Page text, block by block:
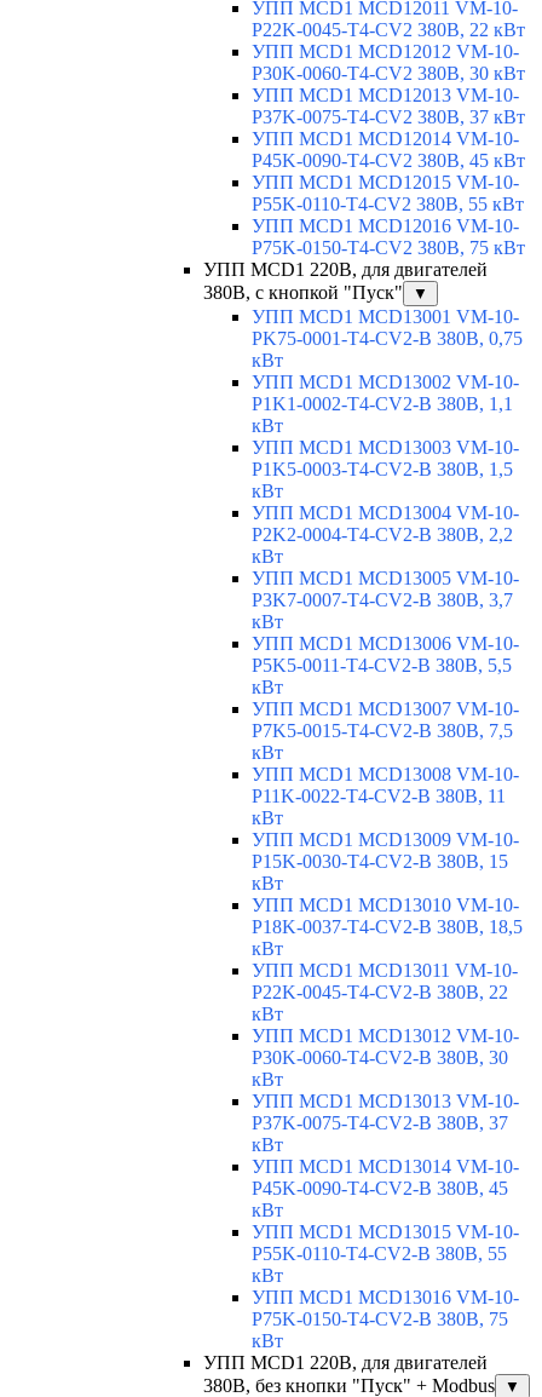
УПП MCD1 MCD12011 VM-10-
P22K-0045-T4-CV2 380В, 22 кВт
УПП MCD1 MCD12012 VM-10-
P30K-0060-T4-CV2 380В, 30 кВт
УПП MCD1 MCD12013 VM-10-
P37K-0075-T4-CV2 380В, 37 кВт
УПП MCD1 MCD12014 VM-10-
P45K-0090-T4-CV2 380В, 45 кВт
УПП MCD1 MCD12015 VM-10-
P55K-0110-T4-CV2 380В, 55 кВт
УПП MCD1 MCD12016 VM-10-
P75K-0150-T4-CV2 380В, 75 кВт
УПП MCD1 220В, для двигателей
380В, с кнопкой "Пуск"
▼
УПП MCD1 MCD13001 VM-10-
PK75-0001-T4-CV2-B 380В, 0,75
кВт
УПП MCD1 MCD13002 VM-10-
P1K1-0002-T4-CV2-B 380В, 1,1
кВт
УПП MCD1 MCD13003 VM-10-
P1K5-0003-T4-CV2-B 380В, 1,5
кВт
УПП MCD1 MCD13004 VM-10-
P2K2-0004-T4-CV2-B 380В, 2,2
кВт
УПП MCD1 MCD13005 VM-10-
P3K7-0007-T4-CV2-B 380В, 3,7
кВт
УПП MCD1 MCD13006 VM-10-
P5K5-0011-T4-CV2-B 380В, 5,5
кВт
УПП MCD1 MCD13007 VM-10-
P7K5-0015-T4-CV2-B 380В, 7,5
кВт
УПП MCD1 MCD13008 VM-10-
P11K-0022-T4-CV2-B 380В, 11
кВт
УПП MCD1 MCD13009 VM-10-
P15K-0030-T4-CV2-B 380В, 15
кВт
УПП MCD1 MCD13010 VM-10-
P18K-0037-T4-CV2-B 380В, 18,5
кВт
УПП MCD1 MCD13011 VM-10-
P22K-0045-T4-CV2-B 380В, 22
кВт
УПП MCD1 MCD13012 VM-10-
P30K-0060-T4-CV2-B 380В, 30
кВт
УПП MCD1 MCD13013 VM-10-
P37K-0075-T4-CV2-B 380В, 37
кВт
УПП MCD1 MCD13014 VM-10-
P45K-0090-T4-CV2-B 380В, 45
кВт
УПП MCD1 MCD13015 VM-10-
P55K-0110-T4-CV2-B 380В, 55
кВт
УПП MCD1 MCD13016 VM-10-
P75K-0150-T4-CV2-B 380В, 75
кВт
УПП MCD1 220В, для двигателей
380В, без кнопки "Пуск" + Modbus
▼